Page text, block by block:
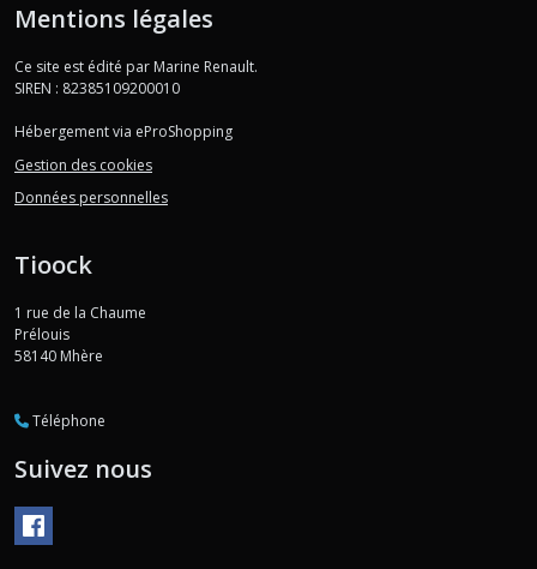
Mentions légales
Ce site est édité par Marine Renault.
SIREN : 82385109200010
Hébergement via eProShopping
Gestion des cookies
Données personnelles
Tioock
1 rue de la Chaume
Prélouis
58140 Mhère
Téléphone
Suivez nous